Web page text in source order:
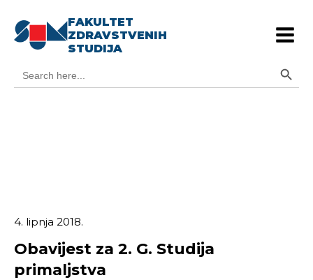
FAKULTET
ZDRAVSTVENIH
STUDIJA
for:
4. lipnja 2018.
Obavijest za 2. G. Studija
primaljstva